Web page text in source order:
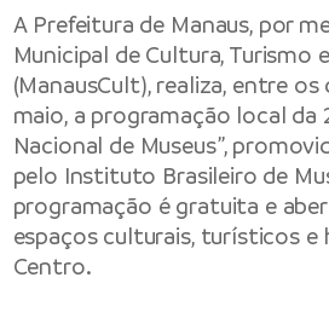
A Prefeitura de Manaus, por
Municipal de Cultura, Turismo
(ManausCult), realiza, entre os
maio, a programação local da
Nacional de Museus”,
pelo Instituto Brasileiro de
programação é gratuita e
espaços culturais, turísticos
Centro.